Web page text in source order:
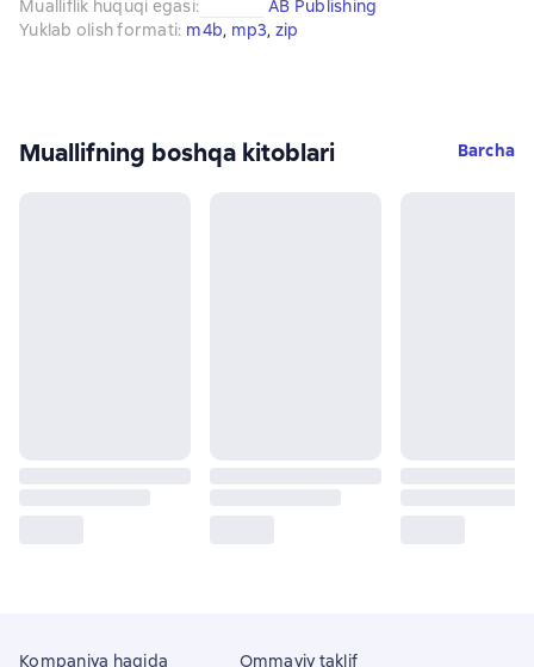
Mualliflik huquqi egasi:
AB Publishing
Yuklab olish formati: m4b, mp3, zip
Muallifning boshqa kitoblari Barcha
Kompaniya haqida Ommaviy taklif